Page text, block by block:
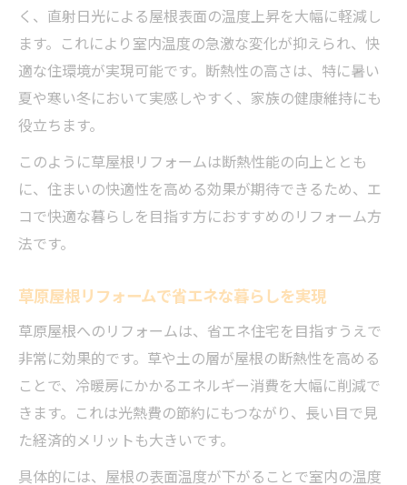
く、直射日光による屋根表面の温度上昇を大幅に軽減し
ます。これにより室内温度の急激な変化が抑えられ、快
適な住環境が実現可能です。断熱性の高さは、特に暑い
夏や寒い冬において実感しやすく、家族の健康維持にも
役立ちます。
このように草屋根リフォームは断熱性能の向上ととも
に、住まいの快適性を高める効果が期待できるため、エ
コで快適な暮らしを目指す方におすすめのリフォーム方
法です。
草原屋根リフォームで省エネな暮らしを実現
草原屋根へのリフォームは、省エネ住宅を目指すうえで
非常に効果的です。草や土の層が屋根の断熱性を高める
ことで、冷暖房にかかるエネルギー消費を大幅に削減で
きます。これは光熱費の節約にもつながり、長い目で見
た経済的メリットも大きいです。
具体的には、屋根の表面温度が下がることで室内の温度